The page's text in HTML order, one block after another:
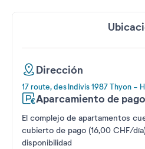
Dirección
17 route, des Indivis 1987 Thyon -
Aparcamiento de pago
El complejo de apartamentos
cubierto de pago (16,00 CHF/
disponibilidad